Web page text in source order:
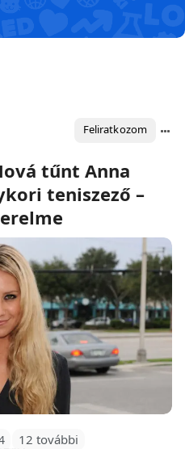
Feliratkozom
tűnt Anna
teniszező –
12 további